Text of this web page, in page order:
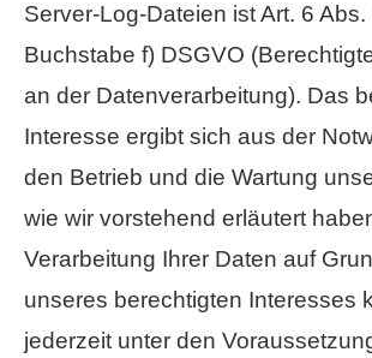
Server-Log-Dateien ist Art. 6 Abs.
Buchstabe f) DSGVO
an der Datenverarbeitung). Das
Interesse ergibt sich aus der
den Betrieb und die Wartung
wie wir vorstehend erläutert
Verarbeitung Ihrer Daten auf
unseres berechtigten Interesses
jederzeit unter den